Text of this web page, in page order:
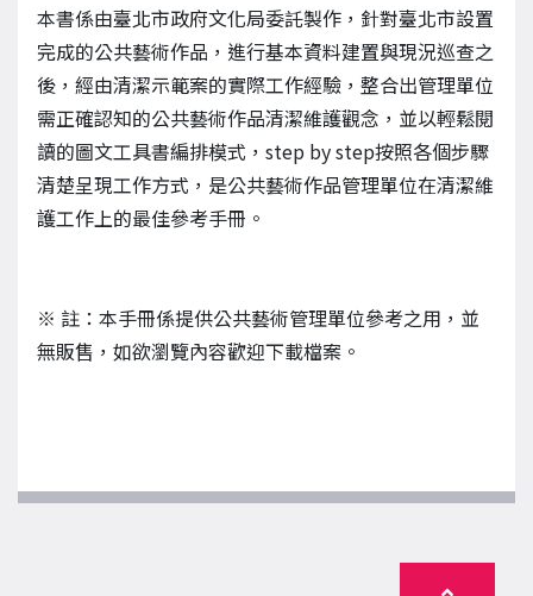
本書係由臺北市政府文化局委託製作，針對臺北市設置
完成的公共藝術作品，進行基本資料建置與現況巡查之
後，經由清潔示範案的實際工作經驗，整合出管理單位
需正確認知的公共藝術作品清潔維護觀念，並以輕鬆閱
讀的圖文工具書編排模式，step by step按照各個步驟
清楚呈現工作方式，是公共藝術作品管理單位在清潔維
護工作上的最佳參考手冊。
※ 註：本手冊係提供公共藝術管理單位參考之用，並
無販售，如欲瀏覽內容歡迎下載檔案。